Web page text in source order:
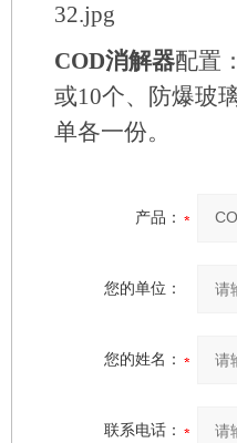
COD消解器配置
或10个、防爆玻
单各一份。
产品：
您的单位：
您的姓名：
联系电话：